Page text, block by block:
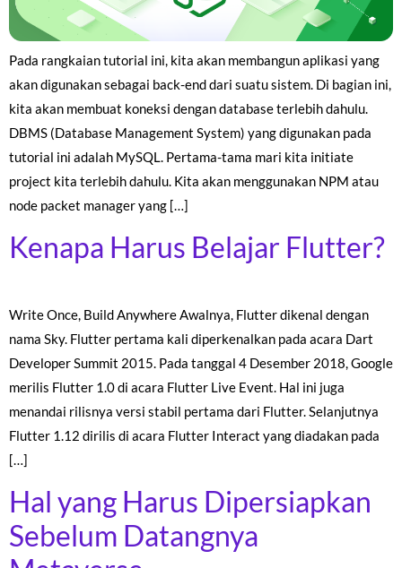
Pada rangkaian tutorial ini, kita akan membangun aplikasi yang
akan digunakan sebagai back-end dari suatu sistem. Di bagian ini,
kita akan membuat koneksi dengan database terlebih dahulu.
DBMS (Database Management System) yang digunakan pada
tutorial ini adalah MySQL. Pertama-tama mari kita initiate
project kita terlebih dahulu. Kita akan menggunakan NPM atau
node packet manager yang […]
Kenapa Harus Belajar Flutter?
Write Once, Build Anywhere Awalnya, Flutter dikenal dengan
nama Sky. Flutter pertama kali diperkenalkan pada acara Dart
Developer Summit 2015. Pada tanggal 4 Desember 2018, Google
merilis Flutter 1.0 di acara Flutter Live Event. Hal ini juga
menandai rilisnya versi stabil pertama dari Flutter. Selanjutnya
Flutter 1.12 dirilis di acara Flutter Interact yang diadakan pada
[…]
Hal yang Harus Dipersiapkan
Sebelum Datangnya